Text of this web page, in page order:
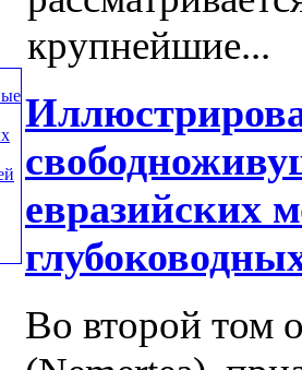
крупнейшие...
евразийских
Во второй том